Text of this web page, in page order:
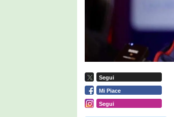
Segui
Mi Piace
Segui